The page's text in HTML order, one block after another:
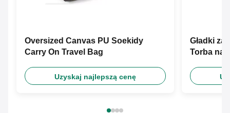
Oversized Canvas PU Soekidy
Carry On Travel Bag
Uzyskaj najlepszą cenę
Gładki
Torba na